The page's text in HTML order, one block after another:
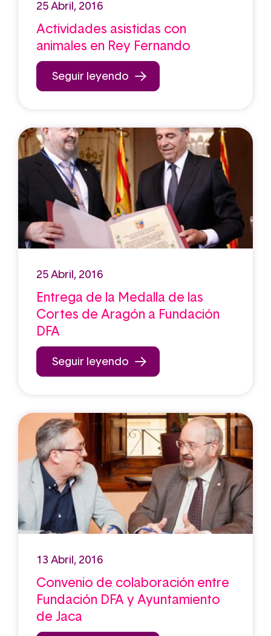
25 Abril, 2016
Actividades asistidas con
animales en Rey Fernando
Seguir leyendo
25 Abril, 2016
Entrega de la Medalla de las
Cortes de Aragón a Fundación
DFA
Seguir leyendo
13 Abril, 2016
Convenio de colaboración entre
Fundación DFA y Ayuntamiento
de Jaca